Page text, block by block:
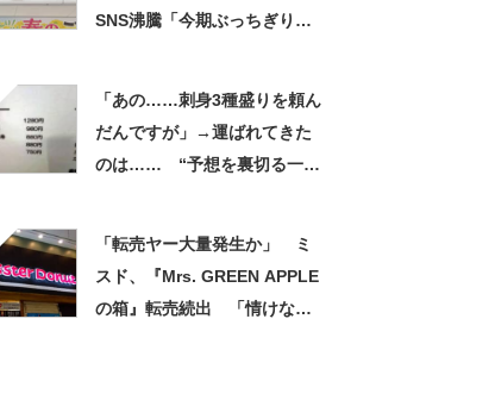
SNS沸騰「今期ぶっちぎりで
「あの……刺身3種盛りを頼ん
だんですが」→運ばれてきた
のは…… “予想を裏切る一
「転売ヤー大量発生か」 ミ
スド、『Mrs. GREEN APPLE
の箱』転売続出 「情けない